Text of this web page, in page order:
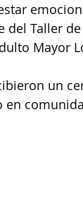
del Taller
Mayor
un